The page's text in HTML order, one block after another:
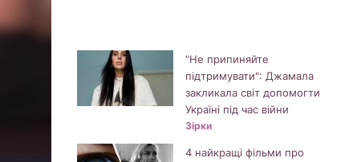
"Не припиняйте
підтримувати": Джамала
закликала світ допомогти
Україні під час війни
Зірки
4 найкращі фільми про